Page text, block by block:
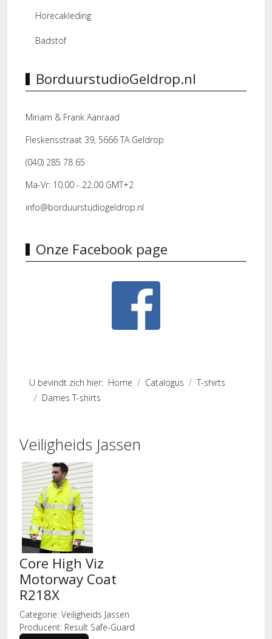
Horecakleding
Badstof
BorduurstudioGeldrop.nl
Miriam & Frank Aanraad
Fleskensstraat 39, 5666 TA Geldrop
(040) 285 78 65
Ma-Vr: 10.00 - 22.00 GMT+2
info@borduurstudiogeldrop.nl
Onze Facebook page
U bevindt zich hier: Home Catalogus
T-shirts
Dames T-shirts
Veiligheids Jassen
Core High Viz
Motorway Coat
R218X
Categorie: Veiligheids Jassen
Producent: Result Safe-Guard